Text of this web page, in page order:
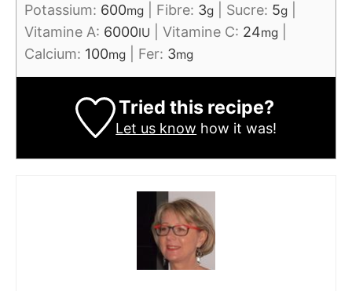
Potassium: 600mg Fibre: 3g Sucre: 5g
Vitamine A: 6000IU Vitamine C: 24mg
Calcium: 100mg Fer: 3mg
Tried this recipe?
Let us know how it was!